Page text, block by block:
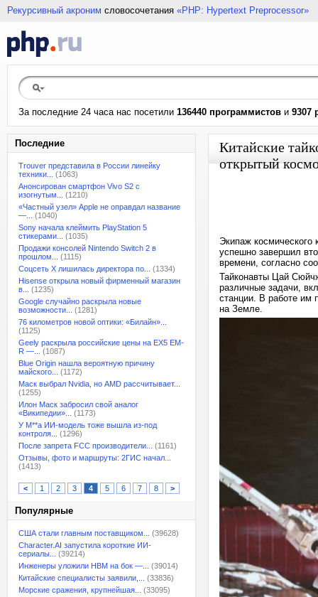
Рекурсивный акроним словосочетания «PHP: Hypertext Preprocessor»
За последние 24 часа нас посетили 136440 программистов и 9307
Последние
Trouver представила в России линейку
техники...
(1063)
Анонсирован смартфон Vivo S2 с
изогнутым...
(1210)
«Частный узел» Apple не оправдал название
—...
(1040)
Sony начала клеймить PlayStation 5
стикерами...
(1035)
Продажи консолей Nintendo Switch 2 в
прошлом...
(1115)
Соцсеть X лишилась директора по...
(1334)
Hisense открыла новый фирменный магазин
в...
(1235)
Google случайно раскрыла новые
возможности...
(1281)
76 километров новой оптики: «Билайн»...
(1125)
Geely раскрыла российские цены на EX5 EM-
R —...
(1087)
Blue Origin нашла вероятную причину
майского...
(1172)
Маск выбрал Nvidia, но AMD рассчитывает...
(1255)
Илон Маск забросил свой аналог
«Википедии»...
(1173)
У M**a ИИ-модель тоже вышла из-под
контроля...
(1296)
После запрета FCC производители...
(1161)
Отзывы, фото и маршруты: 2ГИС начал...
(1413)
< 1 2 3 4 5 6 7 8 >
Популярные
США стали главным поставщиком...
(39628)
Character.AI запустила короткие ИИ-
сериалы...
(39214)
Инженеры уложили HBM на бок —...
(39014)
Китайские специалисты заявили,...
(33836)
Морские сражения, крупнейшая...
(33095)
Китайские
открытый
Экипаж космического
успешно завершил
времени, согласно
Тайконавты Цай
различные задачи,
станции. В работе им
на Земле.